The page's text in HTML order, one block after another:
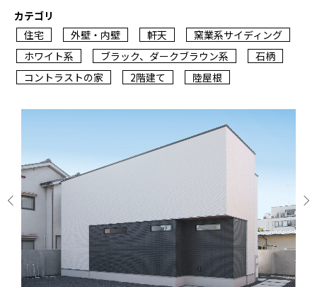
カテゴリ
住宅
外壁・内壁 軒天
窯業系サイディング
ホワイト系
ブラック、ダークブラウン系
石柄
コントラストの家
2階建て 陸屋根